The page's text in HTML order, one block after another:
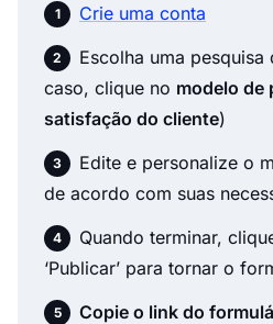
Crie uma conta
Escolha uma
caso, clique no modelo de
satisfação do cliente)
Edite e personalize o
de acordo com suas
Quando terminar,
‘Publicar’ para tornar o
Copie o link do